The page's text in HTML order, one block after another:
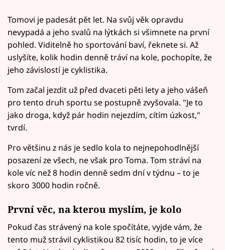
Tomovi je padesát pět let. Na svůj věk opravdu
nevypadá a jeho svalů na lýtkách si všimnete na první
pohled. Viditelně ho sportování baví, řeknete si. Až
uslyšíte, kolik hodin denně tráví na kole, pochopíte, že
jeho závislostí je cyklistika.
Tom začal jezdit už před dvaceti pěti lety a jeho vášeň
pro tento druh sportu se postupně zvyšovala. "Je to
jako droga, když pár hodin nejezdím, cítím úzkost,"
tvrdí.
Pro většinu z nás je sedlo kola to nejnepohodlnější
posazení ze všech, ne však pro Toma. Tom stráví na
kole víc než 8 hodin denně sedm dní v týdnu – to je
skoro 3000 hodin ročně.
První věc, na kterou myslím, je kolo
Pokud čas strávený na kole spočítáte, vyjde vám, že
tento muž strávil cyklistikou 82 tisíc hodin, to je více